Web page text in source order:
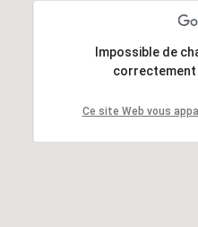
Impossible de
correctement
Ce site Web vous
Impossible de
correctement
Ce site Web vous